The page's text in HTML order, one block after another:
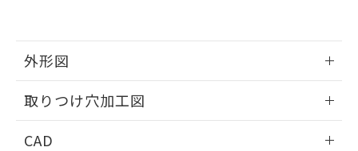
外形図
取りつけ穴加工図
CAD
および当社の共同利用者が、当社の製
※当社の共同利用者とは、
の共同利用に関して"
の「1.共同利
とができます。
EU RoHS指令（10物質）の非含有証明書